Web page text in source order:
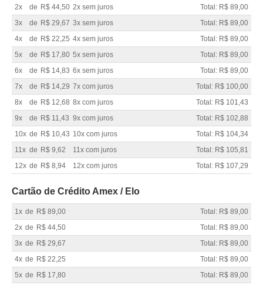
2x
de R$ 44,50 2x sem juros
Total: R$ 89,00
3x
de R$ 29,67 3x sem juros
Total: R$ 89,00
4x
de R$ 22,25 4x sem juros
Total: R$ 89,00
5x
de R$ 17,80 5x sem juros
Total: R$ 89,00
6x
de R$ 14,83 6x sem juros
Total: R$ 89,00
7x
de R$ 14,29 7x com juros
Total: R$ 100,00
8x
de R$ 12,68 8x com juros
Total: R$ 101,43
9x
de R$ 11,43 9x com juros
Total: R$ 102,88
10x de R$ 10,43 10x com juros
Total: R$ 104,34
11x de R$ 9,62 11x com juros
Total: R$ 105,81
12x de R$ 8,94 12x com juros Total: R$ 107,29
Cartão de Crédito Amex / Elo
1x de R$ 89,00
Total: R$ 89,00
2x de R$ 44,50
Total: R$ 89,00
3x de R$ 29,67
Total: R$ 89,00
4x de R$ 22,25
Total: R$ 89,00
5x de R$ 17,80
Total: R$ 89,00